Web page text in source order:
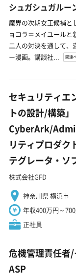
シュガシュガルー
魔界の次期女王候補と
ョコラ＝メイユール
二人の対決を通して、
ー漫画。講談社...
関連
セキュリティエ
トの設計/構築
CyberArk/
リティプロダク
テグレータ・ソ
株式会社GFD
神奈川県 横浜市
年収400万円～
正社員
危機管理責任者
ASP